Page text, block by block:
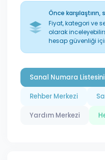
Önce
Fiyat, kategori ve
olarak
hesap güvenliği
Sanal Numara
Rehber Merkezi
Yardım Merkezi